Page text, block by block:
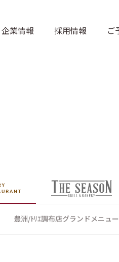
豊洲/ﾄﾘｴ調布店グランドメニュー